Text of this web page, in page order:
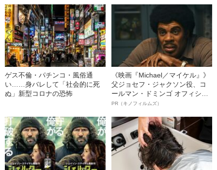
ゲス不倫・パチンコ・風俗通
い……身バレして「社会的に死
ぬ」新型コロナの恐怖
《映画『Michael／マイケル』》
父ジョセフ・ジャクソン役、コ
ールマン・ドミンゴ オフィシャ
ルインタビュー“観客を魅了した
語る”《日本興収70億円突破》
PR（キノフィルムズ）